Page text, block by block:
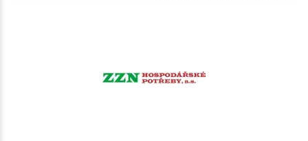
Skladem na prodejně - doručení do 7 dnů